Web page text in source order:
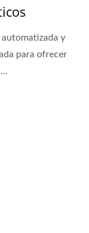
y
para ofrecer